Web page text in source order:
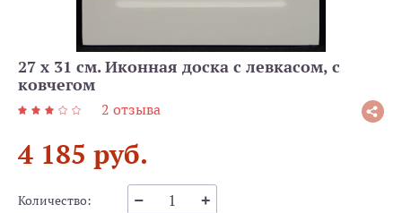
ОБРАТНЫЙ
27 х 31 см. Иконная доска с левкасом, с
ковчегом
2 отзыва
4 185 руб.
Количество: